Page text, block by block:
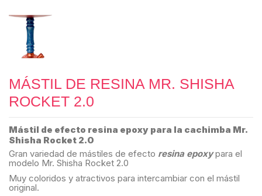
MÁSTIL DE RESINA MR. SHISHA
ROCKET 2.0
Mástil de efecto resina epoxy para la cachimba Mr.
Shisha Rocket 2.0
Gran variedad de mástiles de efecto resina epoxypara el
modelo Mr. Shisha Rocket 2.0
Muy coloridos y atractivos para intercambiar con el mástil
original.